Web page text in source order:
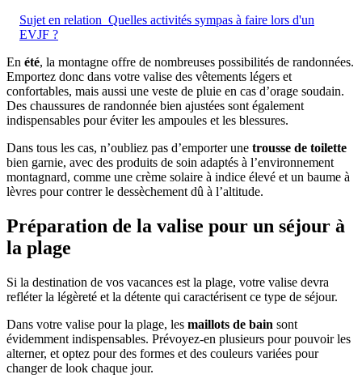
Sujet en relation Quelles activités sympas à faire lors d'un
EVJF ?
En été, la montagne offre de nombreuses possibilités de randonnées.
Emportez donc dans votre valise des vêtements légers et
confortables, mais aussi une veste de pluie en cas d’orage soudain.
Des chaussures de randonnée bien ajustées sont également
indispensables pour éviter les ampoules et les blessures.
Dans tous les cas, n’oubliez pas d’emporter une trousse de toilette
bien garnie, avec des produits de soin adaptés à l’environnement
montagnard, comme une crème solaire à indice élevé et un baume à
lèvres pour contrer le dessèchement dû à l’altitude.
Préparation de la valise pour un séjour à
la plage
Si la destination de vos vacances est la plage, votre valise devra
refléter la légèreté et la détente qui caractérisent ce type de séjour.
Dans votre valise pour la plage, les maillots de bain sont
évidemment indispensables. Prévoyez-en plusieurs pour pouvoir les
alterner, et optez pour des formes et des couleurs variées pour
changer de look chaque jour.